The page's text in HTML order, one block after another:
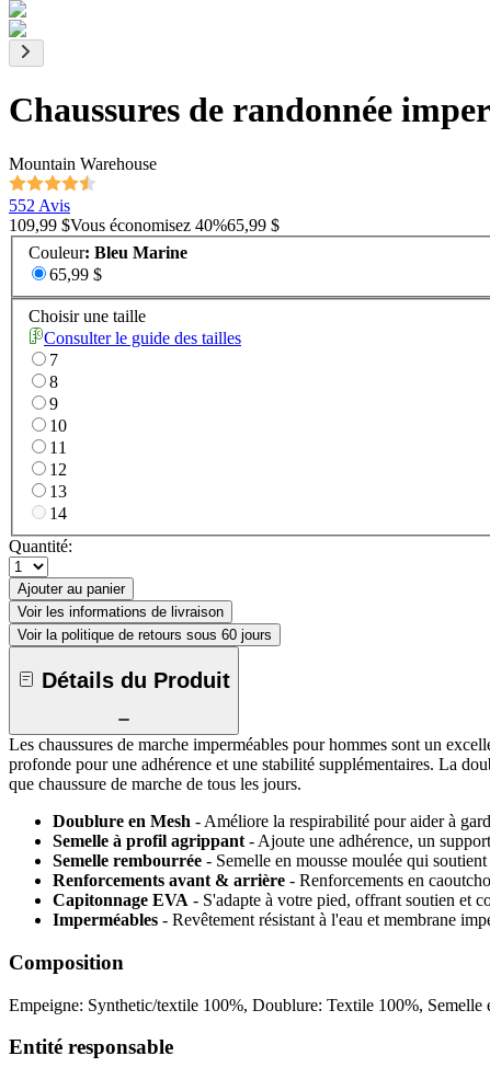
Chaussures de randonnée
Mountain Warehouse
552 Avis
109,99 $Vous économisez 40%65,99 $
Couleur: Bleu Marine
65,99 $
Choisir une taille
Consulter le guide des tailles
7
8
9
10
11
12
13
14
Quantité:
Ajouter au panier
Voir les informations de livraison
Voir la politique de retours sous 60 jours
Détails du Produit
Les chaussures de marche imperméables pour hommes sont un
profonde pour une adhérence et une stabilité supplémentaires. La
que chaussure de marche de tous les jours.
Doublure en Mesh - Améliore la respirabilité pour aider à
Semelle à profil agrippant - Ajoute une adhérence, un
Semelle rembourrée - Semelle en mousse moulée qui
Renforcements avant & arrière - Renforcements en
Capitonnage EVA - S'adapte à votre pied, offrant soutien et
Imperméables - Revêtement résistant à l'eau et membrane
Composition
Empeigne: Synthetic/textile 100%, Doublure: Textile 100%, Semelle
Entité responsable